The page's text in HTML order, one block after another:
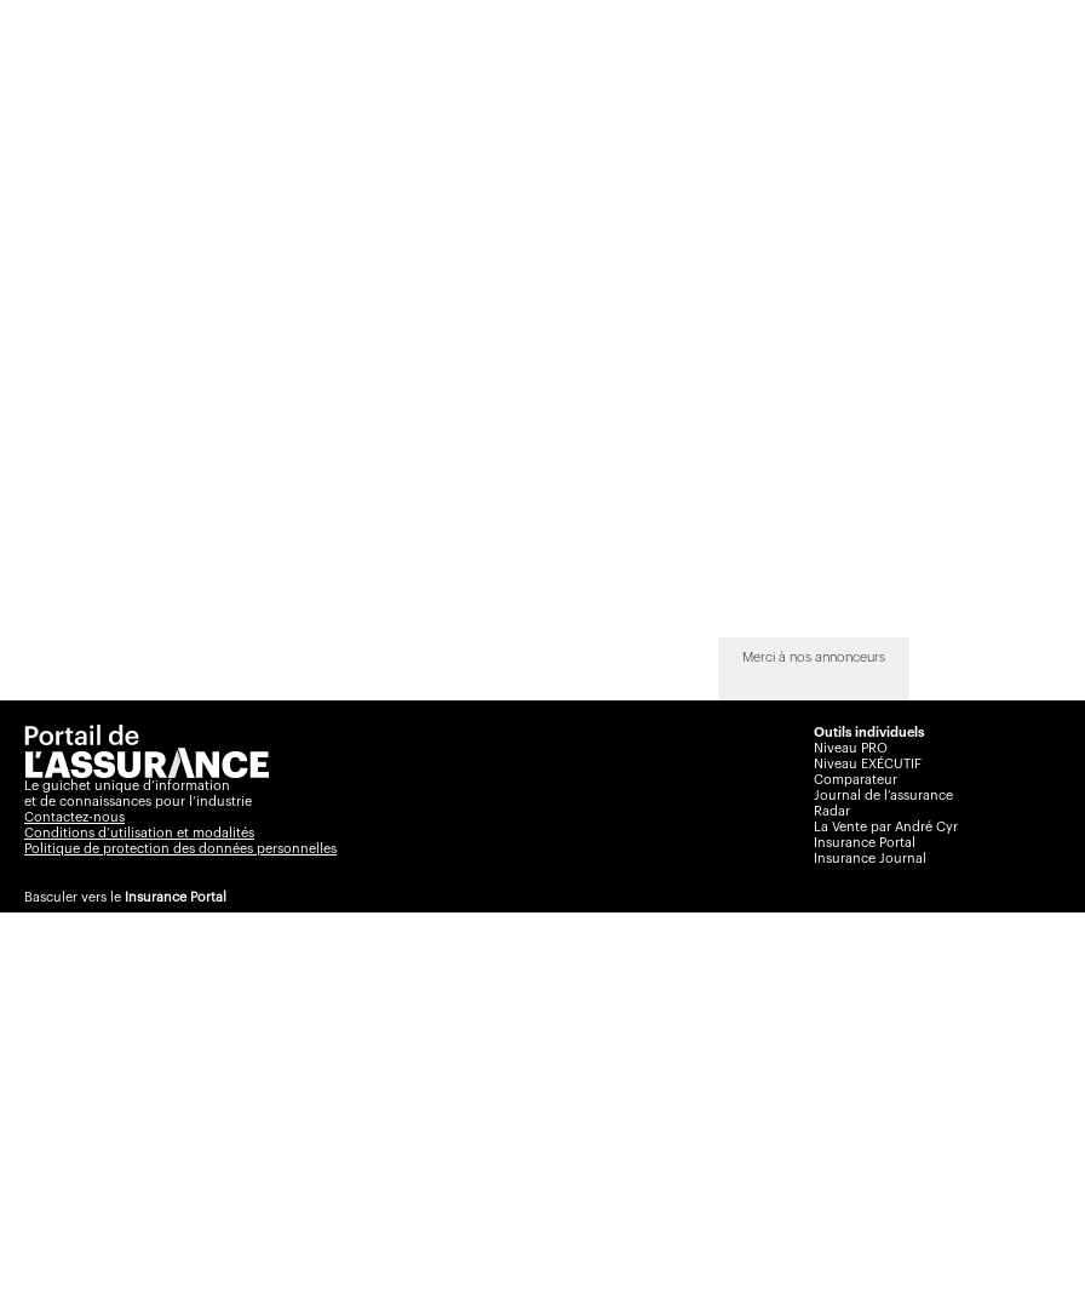
Merci à nos annonceurs
Le guichet unique d’information
et de connaissances pour l’industrie
Contactez-nous
Conditions d’utilisation et modalités
Politique de protection des données personnelles
Basculer vers le Insurance Portal
Outils individuels
Niveau PRO
Niveau EXÉCUTIF
Comparateur
Journal de l’assurance
Radar
La Vente par André Cyr
Insurance Portal
Insurance Journal